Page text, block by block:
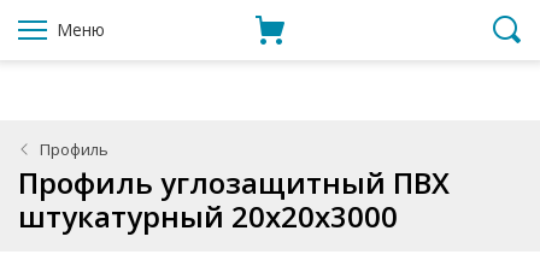
Меню
Профиль
Профиль углозащитный ПВХ
штукатурный 20x20x3000